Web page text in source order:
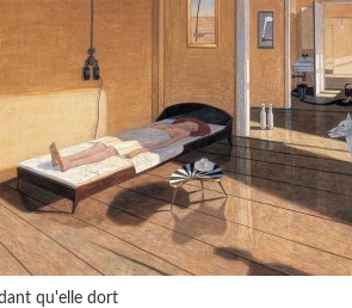
qu'elle dort